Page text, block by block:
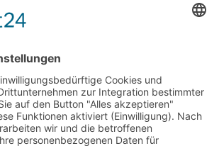
hört Rechthaben auf: Von der
Kooperation
Wie Mediation beim